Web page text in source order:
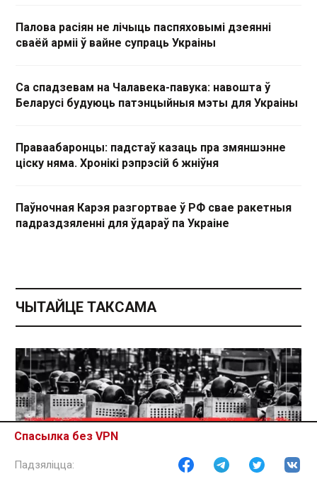
Спасылка без VPN
Палова расіян не лічыць паспяховымі дзеянні
сваёй арміі ў вайне супраць Украіны
Са спадзевам на Чалавека-павука: навошта ў
Беларусі будуюць патэнцыйныя мэты для Украіны
Праваабаронцы: падстаў казаць пра змяншэнне
ціску няма. Хронікі рэпрэсій 6 жніўня
Паўночная Карэя разгортвае ў РФ свае ракетныя
падраздзяленні для ўдараў па Украіне
ЧЫТАЙЦЕ ТАКСАМА